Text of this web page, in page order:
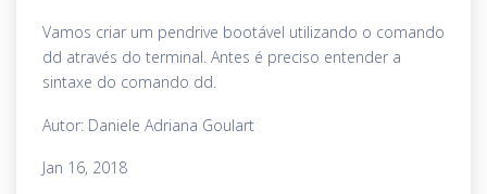
Vamos criar um pendrive bootável utilizando o comando
dd através do terminal. Antes é preciso entender a
sintaxe do comando dd.
Autor: Daniele Adriana Goulart
Jan 16, 2018